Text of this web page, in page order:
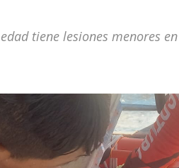
tiene lesiones menores